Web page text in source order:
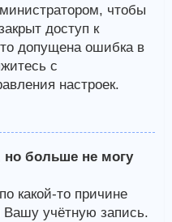
чтобы
доступ к
допущена ошибка в
с
настроек.
но больше не могу
какой-то причине
учётную запись.